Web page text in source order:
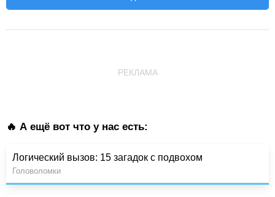
РЕКЛАМА
🔥 А ещё вот что у нас есть:
Логический вызов: 15 загадок с подвохом
Головоломки